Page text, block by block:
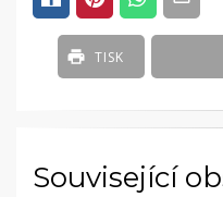
TISK
Související